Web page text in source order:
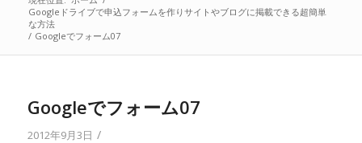
Googleドライブで申込フォームを作りサイトやブログに掲載できる超簡単
な方法
/ Googleでフォーム07
Googleでフォーム07
2012年9月3日 /